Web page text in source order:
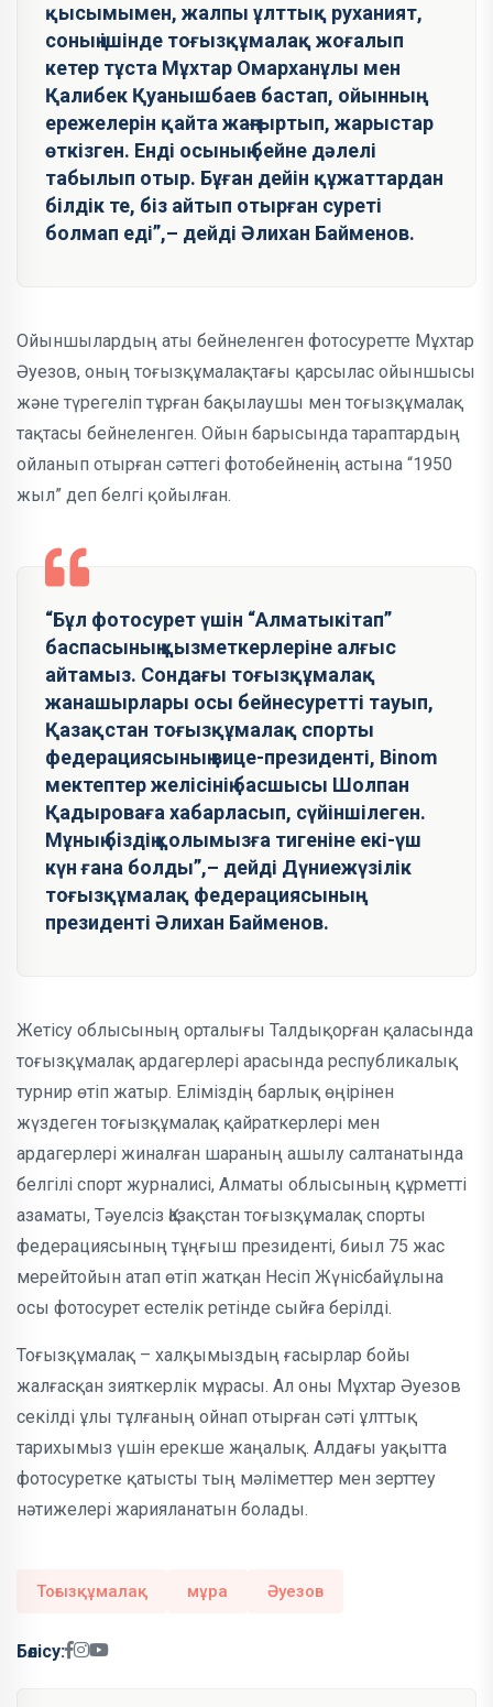
қысымымен, жалпы ұлттық руханият,
соның ішінде тоғызқұмалақ жоғалып
кетер тұста Мұхтар Омарханұлы мен
Қалибек Қуанышбаев бастап, ойынның
ережелерін қайта жаңғыртып, жарыстар
өткізген. Енді осының бейне дәлелі
табылып отыр. Бұған дейін құжаттардан
білдік те, біз айтып отырған суреті
болмап еді”,– дейді Әлихан Байменов.
Ойыншылардың аты бейнеленген фотосуретте Мұхтар
Әуезов, оның тоғызқұмалақтағы қарсылас ойыншысы
және түрегеліп тұрған бақылаушы мен тоғызқұмалақ
тақтасы бейнеленген. Ойын барысында тараптардың
ойланып отырған сәттегі фотобейненің астына “1950
жыл” деп белгі қойылған.
“Бұл фотосурет үшін “Алматыкітап”
баспасының қызметкерлеріне алғыс
айтамыз. Сондағы тоғызқұмалақ
жанашырлары осы бейнесуретті тауып,
Қазақстан тоғызқұмалақ спорты
федерациясының вице-президенті, Binom
мектептер желісінің басшысы Шолпан
Қадыроваға хабарласып, сүйіншілеген.
Мұның біздің қолымызға тигеніне екі-үш
күн ғана болды”,– дейді Дүниежүзілік
тоғызқұмалақ федерациясының
президенті Әлихан Байменов.
Жетісу облысының орталығы Талдықорған қаласында
тоғызқұмалақ ардагерлері арасында республикалық
турнир өтіп жатыр. Еліміздің барлық өңірінен
жүздеген тоғызқұмалақ қайраткерлері мен
ардагерлері жиналған шараның ашылу салтанатында
белгілі спорт журналисі, Алматы облысының құрметті
азаматы, Тәуелсіз Қазақстан тоғызқұмалақ спорты
федерациясының тұңғыш президенті, биыл 75 жас
мерейтойын атап өтіп жатқан Несіп Жүнісбайұлына
осы фотосурет естелік ретінде сыйға берілді.
Тоғызқұмалақ – халқымыздың ғасырлар бойы
жалғасқан зияткерлік мұрасы. Ал оны Мұхтар Әуезов
секілді ұлы тұлғаның ойнап отырған сәті ұлттық
тарихымыз үшін ерекше жаңалық. Алдағы уақытта
фотосуретке қатысты тың мәліметтер мен зерттеу
нәтижелері жарияланатын болады.
Тоғызқұмалақ мұра Әуезов
Бөлісу: